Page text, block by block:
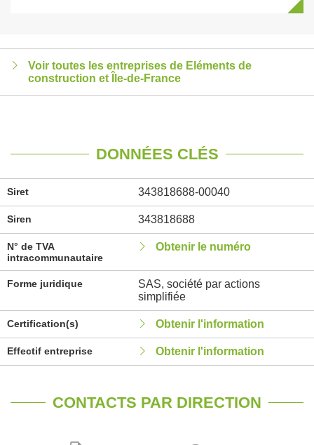
Voir toutes les entreprises de Eléments de
construction et Île-de-France
DONNÉES CLÉS
Siret 343818688-00040
Siren 343818688
N° de TVA
intracommunautaire
Obtenir le numéro
Forme juridique
SAS, société par actions
simplifiée
Certification(s) Obtenir l'information
Effectif entreprise Obtenir l'information
CONTACTS PAR DIRECTION